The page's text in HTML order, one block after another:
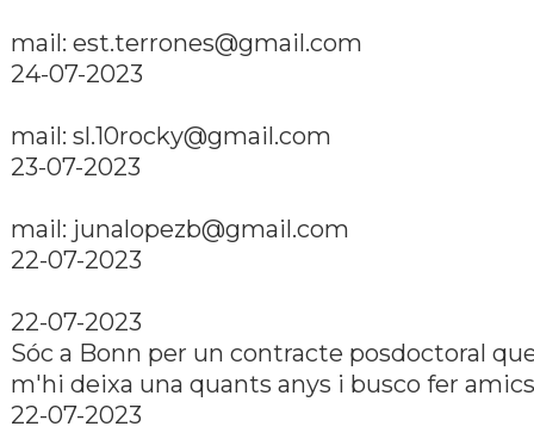
mail: est.terrones@gmail.com
24-07-2023
mail: sl.10rocky@gmail.com
23-07-2023
mail: junalopezb@gmail.com
22-07-2023
22-07-2023
Sóc a Bonn per un contracte posdoctoral
m'hi deixa una quants anys i busco fer amics
22-07-2023